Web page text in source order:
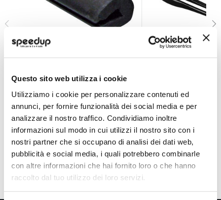
Questo sito web utilizza i cookie
Utilizziamo i cookie per personalizzare contenuti ed
annunci, per fornire funzionalità dei social media e per
analizzare il nostro traffico. Condividiamo inoltre
informazioni sul modo in cui utilizzi il nostro sito con i
nostri partner che si occupano di analisi dei dati web,
pubblicità e social media, i quali potrebbero combinarle
con altre informazioni che hai fornito loro o che hanno
raccolto dal tuo utilizzo dei loro servizi.
Protezioni porta Scroll XXL - BBROS
BBROS
Gomma Nero Universale 500cm
14,85 €
Protezioni porta
speciale
7,90 € -24%